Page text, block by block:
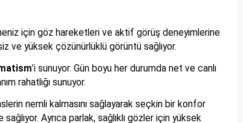
için göz hareketleri ve aktif görüş deneyimlerine
ve yüksek çözünürlüklü görüntü sağlıyor.
’i sunuyor. Gün boyu her durumda net ve canlı
rahatlığı sunuyor.
nemli kalmasını sağlayarak seçkin bir konfor
Ayrıca parlak, sağlıklı gözler için yüksek